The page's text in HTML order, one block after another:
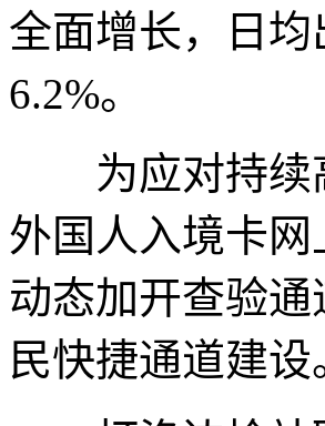
全面增长，日
6.2%。
为应对持续高
外国人入境卡
动态加开查验
民快捷通道建设